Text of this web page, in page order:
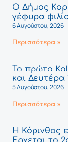
Ο Δήμος
γέφυρα
6 Αυγούστου, 2026
Περισσότερα »
Το πρώτο
και Δευτέρα
5 Αυγούστου, 2026
Περισσότερα »
Η Κόρινθος
Έρχεται το